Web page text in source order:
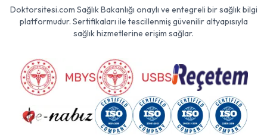
Doktorsitesi.com Sağlık Bakanlığı onaylı ve entegreli bir sağlık bilgi
platformudur. Sertifikaları ile tescillenmiş güvenilir altyapısıyla
sağlık hizmetlerine erişim sağlar.